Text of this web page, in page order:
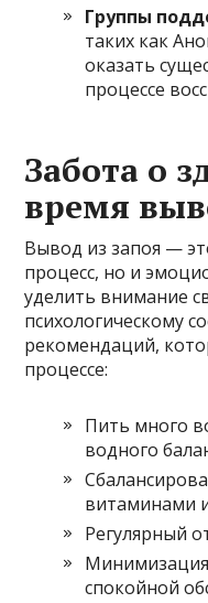
Группы
таких как
оказать
процессе
Забота о
время
Вывод из запоя —
процесс, но и
уделить внимание
психологическому
рекомендаций,
процессе:
Пить много
водного
витаминами
Регулярный
Минимизация
спокойной